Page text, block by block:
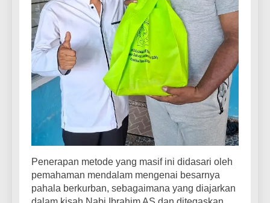
Penerapan metode yang masif ini didasari oleh
pemahaman mendalam mengenai besarnya
pahala berkurban, sebagaimana yang diajarkan